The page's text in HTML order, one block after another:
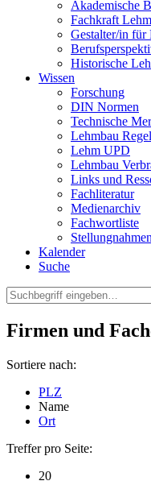
Akademische
Fachkraft
Gestalter/in für
Historische
Wissen
Forschung
DIN Normen
Technische
Lehmbau
Lehm UPD
Lehmbau
Links und
Fachliteratur
Medienarchiv
Fachwortliste
Stellungnahmen
Kalender
Suche
Firmen und
Sortiere nach:
PLZ
Name
Ort
Treffer pro Seite:
20